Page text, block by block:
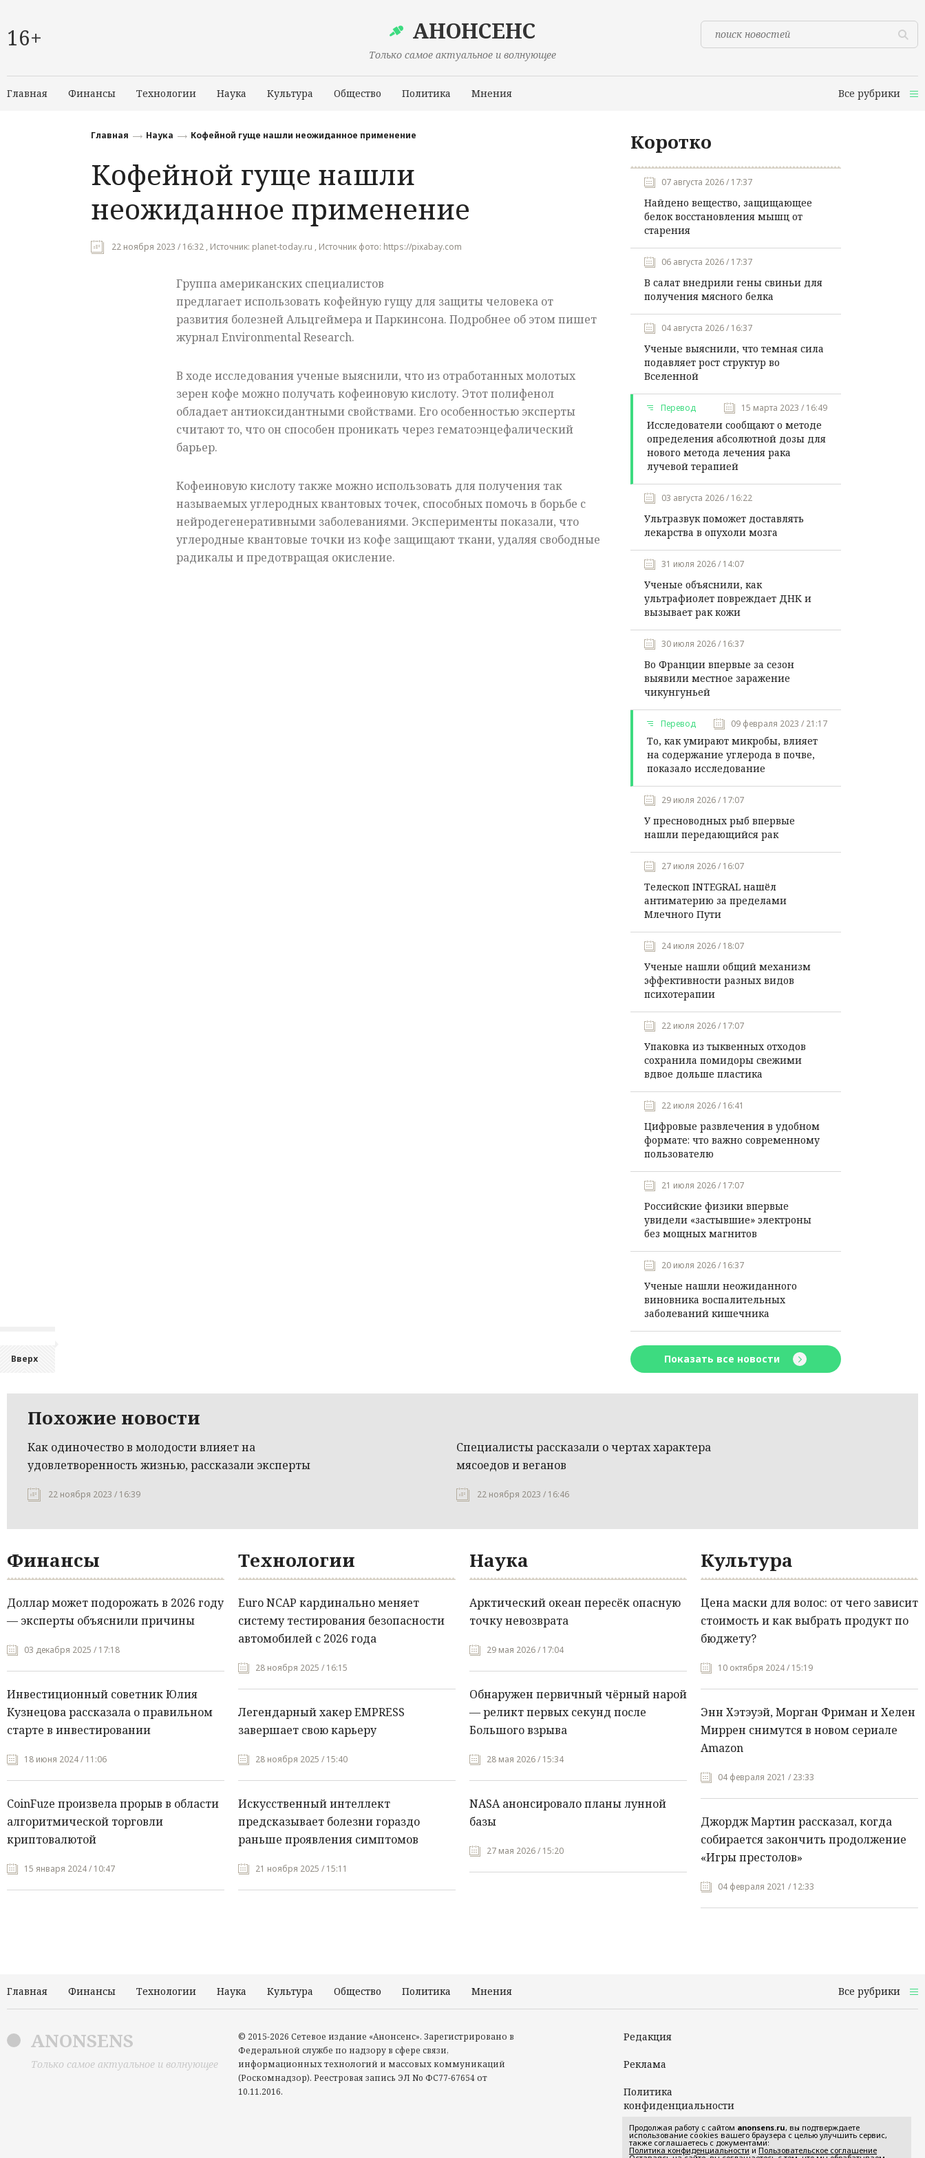
16+ АНОНСЕНС
Только самое актуальное и волнующее
Главная Финансы Технологии Наука Культура Общество Политика Мнения Все рубрики
Вверх
Главная Наука Кофейной гуще нашли неожиданное применение
Кофейной гуще нашли
неожиданное применение
22 ноября 2023 / 16:32 , Источник: planet-today.ru , Источник фото: https://pixabay.com
Группа американских специалистов
предлагает использовать кофейную гущу для защиты человека от
развития болезней Альцгеймера и Паркинсона. Подробнее об этом пишет
журнал Environmental Research.
В ходе исследования ученые выяснили, что из отработанных молотых
зерен кофе можно получать кофеиновую кислоту. Этот полифенол
обладает антиоксидантными свойствами. Его особенностью эксперты
считают то, что он способен проникать через гематоэнцефалический
барьер.
Кофеиновую кислоту также можно использовать для получения так
называемых углеродных квантовых точек, способных помочь в борьбе с
нейродегенеративными заболеваниями. Эксперименты показали, что
углеродные квантовые точки из кофе защищают ткани, удаляя свободные
радикалы и предотвращая окисление.
Коротко
07 августа 2026 / 17:37
Найдено вещество, защищающее
белок восстановления мышц от
старения
06 августа 2026 / 17:37
В салат внедрили гены свиньи для
получения мясного белка
04 августа 2026 / 16:37
Ученые выяснили, что темная сила
подавляет рост структур во
Вселенной
Перевод 15 марта 2023 / 16:49
Исследователи сообщают о методе
определения абсолютной дозы для
нового метода лечения рака
лучевой терапией
03 августа 2026 / 16:22
Ультразвук поможет доставлять
лекарства в опухоли мозга
31 июля 2026 / 14:07
Ученые объяснили, как
ультрафиолет повреждает ДНК и
вызывает рак кожи
30 июля 2026 / 16:37
Во Франции впервые за сезон
выявили местное заражение
чикунгуньей
Перевод 09 февраля 2023 / 21:17
То, как умирают микробы, влияет
на содержание углерода в почве,
показало исследование
29 июля 2026 / 17:07
У пресноводных рыб впервые
нашли передающийся рак
27 июля 2026 / 16:07
Телескоп INTEGRAL нашёл
антиматерию за пределами
Млечного Пути
24 июля 2026 / 18:07
Ученые нашли общий механизм
эффективности разных видов
психотерапии
22 июля 2026 / 17:07
Упаковка из тыквенных отходов
сохранила помидоры свежими
вдвое дольше пластика
22 июля 2026 / 16:41
Цифровые развлечения в удобном
формате: что важно современному
пользователю
21 июля 2026 / 17:07
Российские физики впервые
увидели «застывшие» электроны
без мощных магнитов
20 июля 2026 / 16:37
Ученые нашли неожиданного
виновника воспалительных
заболеваний кишечника
Показать все новости
Похожие новости
Как одиночество в молодости влияет на
удовлетворенность жизнью, рассказали эксперты
22 ноября 2023 / 16:39
Специалисты рассказали о чертах характера
мясоедов и веганов
22 ноября 2023 / 16:46
Финансы
Доллар может подорожать в 2026 году
— эксперты объяснили причины
03 декабря 2025 / 17:18
Инвестиционный советник Юлия
Кузнецова рассказала о правильном
старте в инвестировании
18 июня 2024 / 11:06
CoinFuze произвела прорыв в области
алгоритмической торговли
криптовалютой
15 января 2024 / 10:47
Технологии
Euro NCAP кардинально меняет
систему тестирования безопасности
автомобилей с 2026 года
28 ноября 2025 / 16:15
Легендарный хакер EMPRESS
завершает свою карьеру
28 ноября 2025 / 15:40
Искусственный интеллект
предсказывает болезни гораздо
раньше проявления симптомов
21 ноября 2025 / 15:11
Наука
Арктический океан пересёк опасную
точку невозврата
29 мая 2026 / 17:04
Обнаружен первичный чёрный нарой
— реликт первых секунд после
Большого взрыва
28 мая 2026 / 15:34
NASA анонсировало планы лунной
базы
27 мая 2026 / 15:20
Культура
Цена маски для волос: от чего зависит
стоимость и как выбрать продукт по
бюджету?
10 октября 2024 / 15:19
Энн Хэтэуэй, Морган Фриман и Хелен
Миррен снимутся в новом сериале
Amazon
04 февраля 2021 / 23:33
Джордж Мартин рассказал, когда
собирается закончить продолжение
«Игры престолов»
04 февраля 2021 / 12:33
Главная Финансы Технологии Наука Культура Общество Политика Мнения Все рубрики
ANONSENS
Только самое актуальное и волнующее
© 2015-2026 Сетевое издание «Анонсенс». Зарегистрировано в
Федеральной службе по надзору в сфере связи,
информационных технологий и массовых коммуникаций
(Роскомнадзор). Реестровая запись ЭЛ No ФС77-67654 от
10.11.2016.
Редакция
Реклама
Политика
конфиденциальности
Пользовательское
соглашение
Продолжая работу с сайтом anonsens.ru, вы подтверждаете
использование cookies вашего браузера с целью улучшить сервис,
также соглашаетесь с документами:
Политика конфиденциальности и Пользовательское соглашение